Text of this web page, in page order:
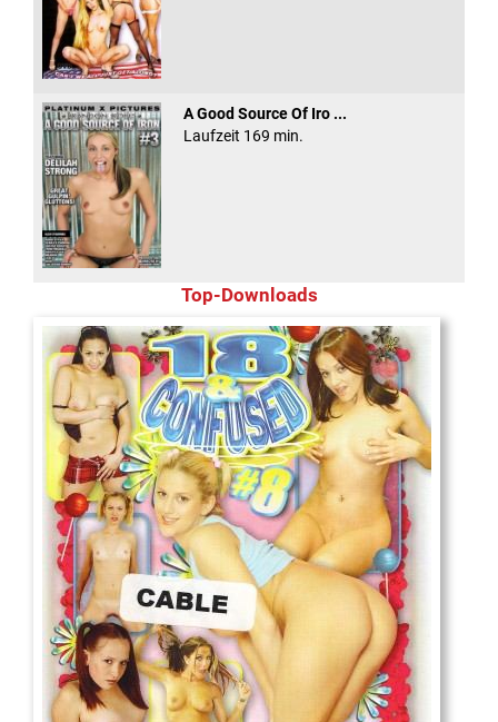
A Good Source Of Iro ...
Laufzeit 169 min.
Top-Downloads